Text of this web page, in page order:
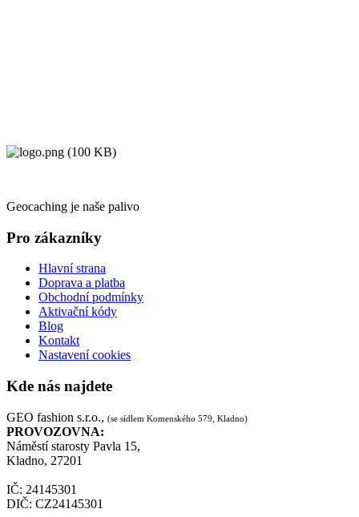
Geocaching je naše palivo
Pro zákazníky
Hlavní strana
Doprava a platba
Obchodní podmínky
Aktivační kódy
Blog
Kontakt
Nastavení cookies
Kde nás najdete
GEO fashion s.r.o., (se sídlem Komenského 579, Kladno)
PROVOZOVNA:
Náměstí starosty Pavla 15,
Kladno, 27201
IČ: 24145301
DIČ: CZ24145301